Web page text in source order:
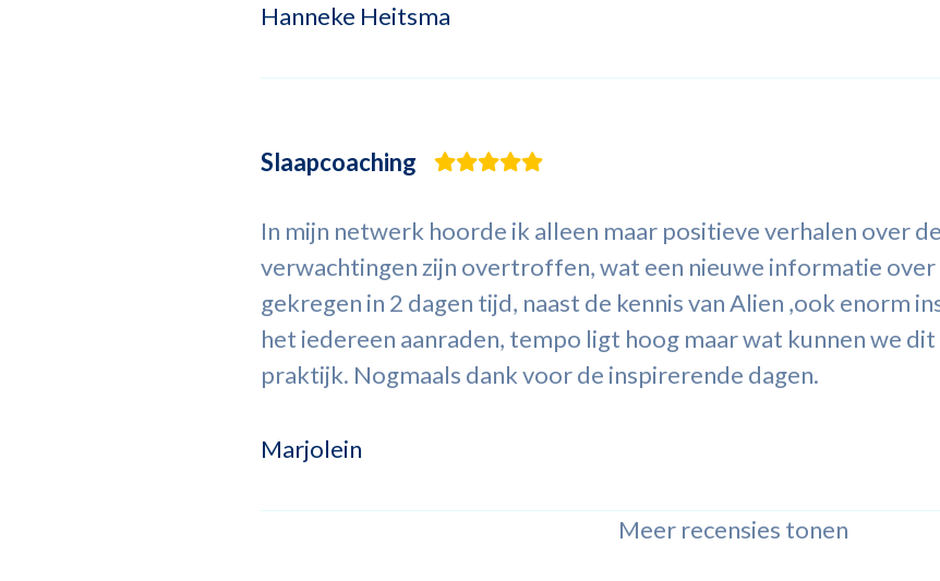
Hanneke Heitsma
Slaapcoaching
In mijn netwerk hoorde ik alleen maar positieve verhalen over
verwachtingen zijn overtroffen, wat een nieuwe informatie over
gekregen in 2 dagen tijd, naast de kennis van Alien ,ook enorm
het iedereen aanraden, tempo ligt hoog maar wat kunnen we
praktijk. Nogmaals dank voor de inspirerende dagen.
Marjolein
Meer recensies tonen